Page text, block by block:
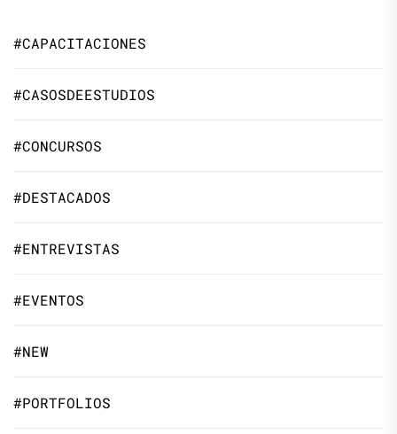
#CAPACITACIONES
#CASOSDEESTUDIOS
#CONCURSOS
#DESTACADOS
#ENTREVISTAS
#EVENTOS
#NEW
#PORTFOLIOS